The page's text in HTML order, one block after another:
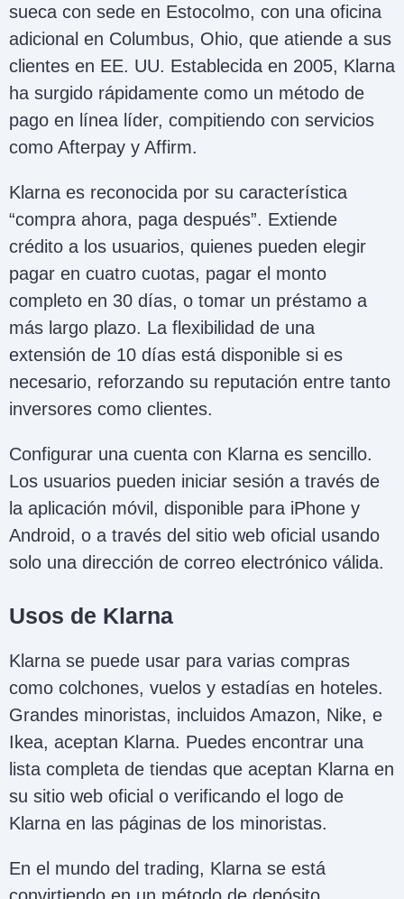
sueca con sede en Estocolmo, con una oficina
adicional en Columbus, Ohio, que atiende a sus
clientes en EE. UU. Establecida en 2005, Klarna
ha surgido rápidamente como un método de
pago en línea líder, compitiendo con servicios
como Afterpay y Affirm.
Klarna es reconocida por su característica
“compra ahora, paga después”. Extiende
crédito a los usuarios, quienes pueden elegir
pagar en cuatro cuotas, pagar el monto
completo en 30 días, o tomar un préstamo a
más largo plazo. La flexibilidad de una
extensión de 10 días está disponible si es
necesario, reforzando su reputación entre tanto
inversores como clientes.
Configurar una cuenta con Klarna es sencillo.
Los usuarios pueden iniciar sesión a través de
la aplicación móvil, disponible para iPhone y
Android, o a través del sitio web oficial usando
solo una dirección de correo electrónico válida.
Usos de Klarna
Klarna se puede usar para varias compras
como colchones, vuelos y estadías en hoteles.
Grandes minoristas, incluidos Amazon, Nike, e
Ikea, aceptan Klarna. Puedes encontrar una
lista completa de tiendas que aceptan Klarna en
su sitio web oficial o verificando el logo de
Klarna en las páginas de los minoristas.
En el mundo del trading, Klarna se está